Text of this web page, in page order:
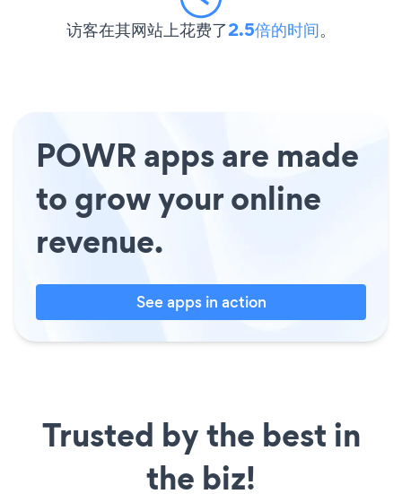
访客在其网站上花费了2.5倍的时间。
POWR apps are made
to grow your online
revenue.
See apps in action
Trusted by the best in
the biz!